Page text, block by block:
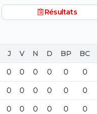
Résultats
J V N D BP BC
0 0 0 0 0 0
0 0 0 0 0 0
0 0 0 0 0 0